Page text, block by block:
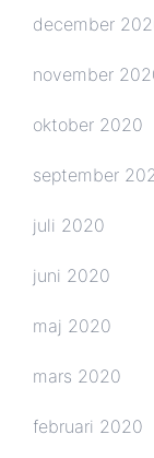
december
november
oktober 2020
september
juli 2020
juni 2020
maj 2020
mars 2020
februari 2020